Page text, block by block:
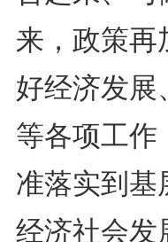
来，政策再
好经济发展
等各项工作
准落实到基
经济社会发